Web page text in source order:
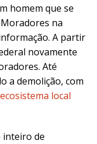
homem que se
na
A partir
novamente
Até
a demolição, com
local
inteiro de